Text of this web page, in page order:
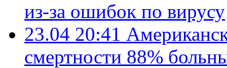
из-за ошибок по вирусу
23.04 20:41
смертности 88%